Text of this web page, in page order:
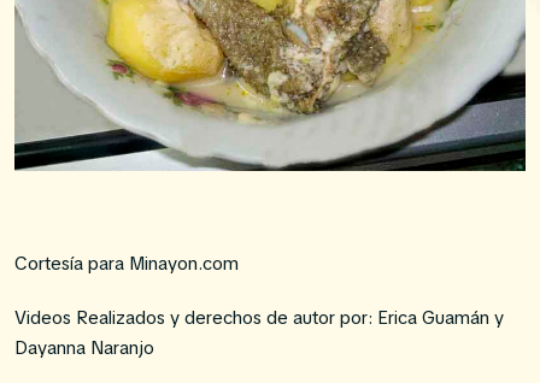
Cortesía para Minayon.com
Videos Realizados y derechos de autor por: Erica Guamán y
Dayanna Naranjo